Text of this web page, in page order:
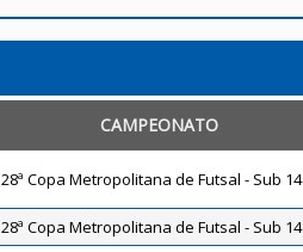
CAMPEONATO
28ª Copa Metropolitana de Futsal - Sub 14
28ª Copa Metropolitana de Futsal - Sub 14